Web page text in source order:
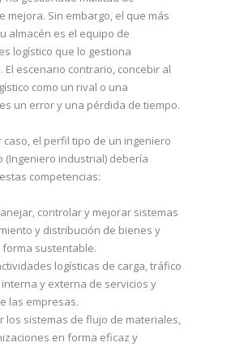
mejora. Sin embargo, el que más
almacén es el equipo de
logístico que lo gestiona
El escenario contrario, concebir al
como un rival o una
un error y una pérdida de tiempo.
caso, el perfil tipo de un ingeniero
(Ingeniero industrial) debería
competencias:
controlar y mejorar sistemas
y distribución de bienes y
forma sustentable.
logísticas de carga, tráfico
y externa de servicios y
las empresas.
los sistemas de flujo de materiales,
en forma eficaz y